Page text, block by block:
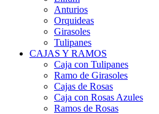
Anturios
Orquideas
Girasoles
Tulipanes
CAJAS Y RAMOS
Caja con Tulipanes
Ramo de Girasoles
Cajas de Rosas
Caja con Rosas Azules
Ramos de Rosas